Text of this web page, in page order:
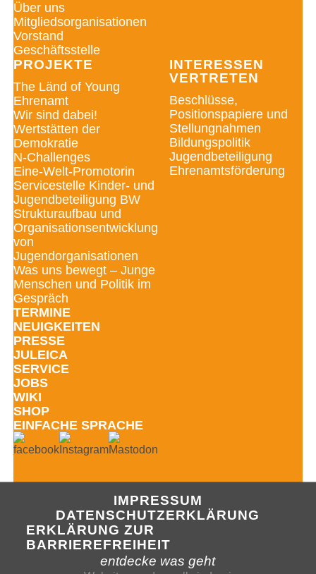
Über uns
Mitgliedsorganisationen
Vorstand
Geschäftsstelle
PROJEKTE
The Länd of Young
Ehrenamt
Wir sind dabei!
Wertstätten der
Demokratie
N-Challenges
Eine-Welt-Promotorin
Servicestelle Kinder- und
Jugendbeteiligung BW
Strukturaufbau und
Organisationsentwicklung
von
Jugendorganisationen
Was uns bewegt – Junge
Menschen und Politik im
Gespräch
INTERESSEN
VERTRETEN
Beschlüsse,
Positionspapiere und
Stellungnahmen
Bildungspolitik
Jugendbeteiligung
Ehrenamtsförderung
TERMINE
NEUIGKEITEN
PRESSE
JULEICA
SERVICE
JOBS
WIKI
SHOP
EINFACHE SPRACHE
IMPRESSUM
DATENSCHUTZERKLÄRUNG
ERKLÄRUNG ZUR
BARRIEREFREIHEIT
entdecke was geht